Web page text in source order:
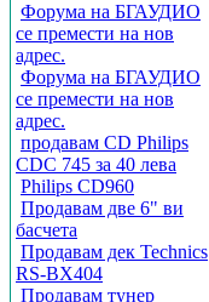
Форума на БГАУДИО
се премести на нов
адрес.
Форума на БГАУДИО
се премести на нов
адрес.
продавам CD Philips
CDC 745 за 40 лева
Philips CD960
Продавам две 6" ви
басчета
Продавам дек Technics
RS-BX404
Продавам тунер